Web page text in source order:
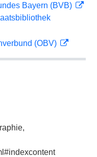
Bayern (BVB)
(OBV)